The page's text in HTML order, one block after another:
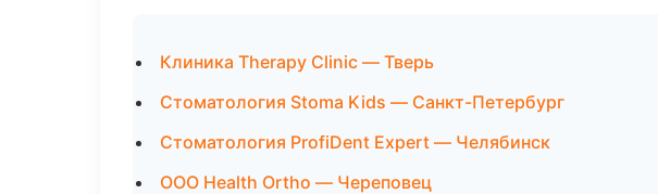
Клиника Therapy Clinic — Тверь
Стоматология Stoma Kids — Санкт-Петербург
Стоматология ProfiDent Expert — Челябинск
ООО Health Ortho — Череповец